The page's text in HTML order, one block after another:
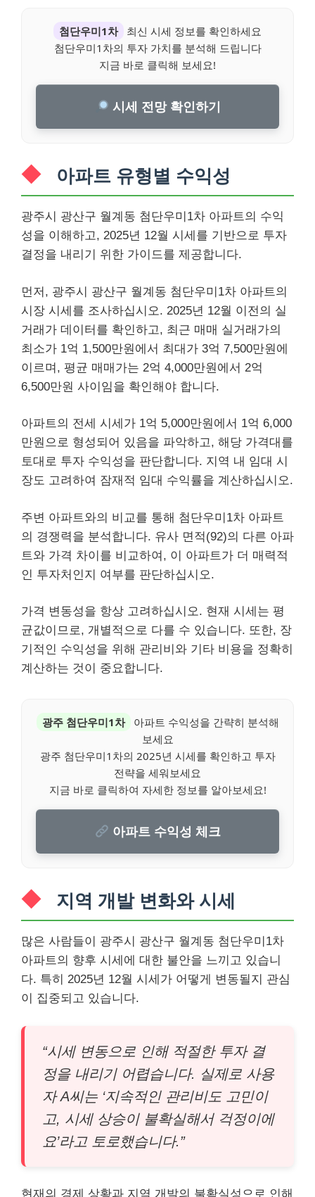
첨단우미1차
최신 시세 정보를 확인하세요
첨단우미1차의 투자 가치를 분석해 드립니다
지금 바로 클릭해 보세요!
시세 전망 확인하기
아파트 유형별 수익성
광주시 광산구 월계동 첨단우미1차 아파트의 수익
성을 이해하고, 2025년 12월 시세를 기반으로 투자
결정을 내리기 위한 가이드를 제공합니다.
먼저, 광주시 광산구 월계동 첨단우미1차 아파트의
시장 시세를 조사하십시오. 2025년 12월 이전의 실
거래가 데이터를 확인하고, 최근 매매 실거래가의
최소가 1억 1,500만원에서 최대가 3억 7,500만원에
이르며, 평균 매매가는 2억 4,000만원에서 2억
6,500만원 사이임을 확인해야 합니다.
아파트의 전세 시세가 1억 5,000만원에서 1억 6,000
만원으로 형성되어 있음을 파악하고, 해당 가격대를
토대로 투자 수익성을 판단합니다. 지역 내 임대 시
장도 고려하여 잠재적 임대 수익률을 계산하십시오.
주변 아파트와의 비교를 통해 첨단우미1차 아파트
의 경쟁력을 분석합니다. 유사 면적(92)의 다른 아파
트와 가격 차이를 비교하여, 이 아파트가 더 매력적
인 투자처인지 여부를 판단하십시오.
가격 변동성을 항상 고려하십시오. 현재 시세는 평
균값이므로, 개별적으로 다를 수 있습니다. 또한, 장
기적인 수익성을 위해 관리비와 기타 비용을 정확히
계산하는 것이 중요합니다.
광주 첨단우미1차
아파트 수익성을 간략히 분석해
보세요
광주 첨단우미1차의 2025년 시세를 확인하고 투자
전략을 세워보세요
지금 바로 클릭하여 자세한 정보를 알아보세요!
아파트 수익성 체크
지역 개발 변화와 시세
많은 사람들이 광주시 광산구 월계동 첨단우미1차
아파트의 향후 시세에 대한 불안을 느끼고 있습니
다. 특히 2025년 12월 시세가 어떻게 변동될지 관심
이 집중되고 있습니다.
“시세 변동으로 인해 적절한 투자 결
정을 내리기 어렵습니다. 실제로 사용
자 A씨는 ‘지속적인 관리비도 고민이
고, 시세 상승이 불확실해서 걱정이에
요’라고 토로했습니다.”
현재의 경제 상황과 지역 개발의 불확실성으로 인해